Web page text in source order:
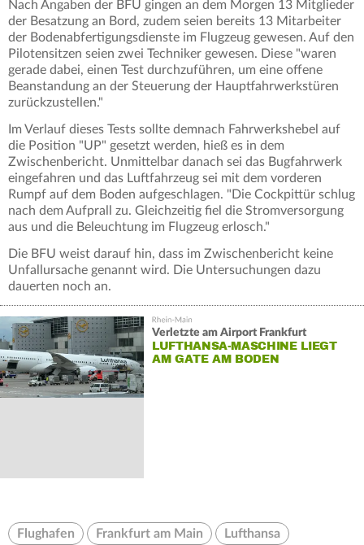
Nach Angaben der BFU gingen an dem Morgen 13 Mitglieder
der Besatzung an Bord, zudem seien bereits 13 Mitarbeiter
der Bodenabfertigungsdienste im Flugzeug gewesen. Auf den
Pilotensitzen seien zwei Techniker gewesen. Diese "waren
gerade dabei, einen Test durchzuführen, um eine offene
Beanstandung an der Steuerung der Hauptfahrwerkstüren
zurückzustellen."
Im Verlauf dieses Tests sollte demnach Fahrwerkshebel auf
die Position "UP" gesetzt werden, hieß es in dem
Zwischenbericht. Unmittelbar danach sei das Bugfahrwerk
eingefahren und das Luftfahrzeug sei mit dem vorderen
Rumpf auf dem Boden aufgeschlagen. "Die Cockpittür schlug
nach dem Aufprall zu. Gleichzeitig fiel die Stromversorgung
aus und die Beleuchtung im Flugzeug erlosch."
Die BFU weist darauf hin, dass im Zwischenbericht keine
Unfallursache genannt wird. Die Untersuchungen dazu
dauerten noch an.
Verletzte am Airport Frankfurt
LUFTHANSA-MASCHINE LIEGT
AM GATE AM BODEN
Flughafen Frankfurt am Main Lufthansa